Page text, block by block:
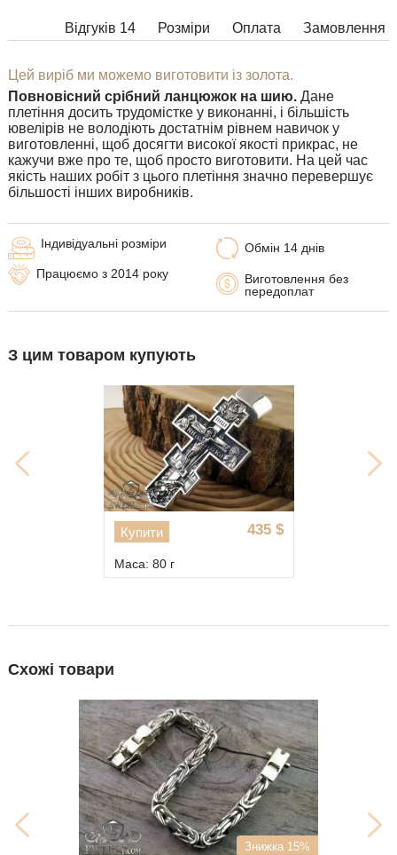
ширини, довжини і маси не можна
зв'яжуться з Вами.
Відгуків 14 Замовлення
Оплата
Розміри
Цей виріб ми можемо виготовити із золота.
Повновісний срібний ланцюжок на шию. Дане
плетіння досить трудомістке у виконанні, і більшість
ювелірів не володіють достатнім рівнем навичок у
виготовленні, щоб досягти високої якості прикрас, не
кажучи вже про те, щоб просто виготовити. На цей час
якість наших робіт з цього плетіння значно перевершує
більшості інших виробників.
Обмін 14 днів
Виготовлення без
передоплат
Індивідуальні розміри
Працюємо з 2014 року
З цим товаром купують
435 $
Купити
Маса: 80 г
Схожі товари
Знижка 15%